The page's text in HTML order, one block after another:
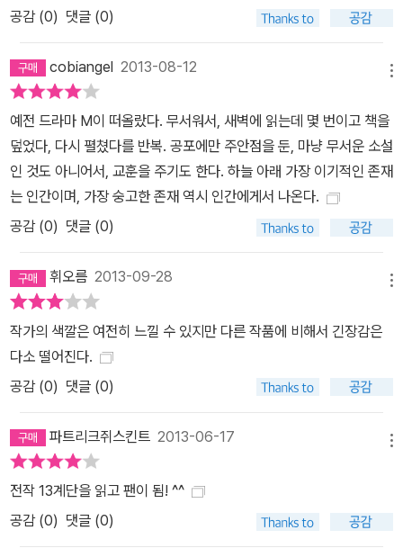
공감 (0) 댓글 (0)
cobiangel 2013-08-12
예전 드라마 M이 떠올랐다. 무서워서, 새벽에 읽는데 몇 번이고 책을
덮었다, 다시 펼쳤다를 반복. 공포에만 주안점을 둔, 마냥 무서운 소설
인 것도 아니어서, 교훈을 주기도 한다. 하늘 아래 가장 이기적인 존재
는 인간이며, 가장 숭고한 존재 역시 인간에게서 나온다.
공감 (0) 댓글 (0)
휘오름 2013-09-28
작가의 색깔은 여전히 느낄 수 있지만 다른 작품에 비해서 긴장감은
다소 떨어진다.
공감 (0) 댓글 (0)
파트리크쥐스킨트 2013-06-17
전작 13계단을 읽고 팬이 됨! ^^
공감 (0) 댓글 (0)